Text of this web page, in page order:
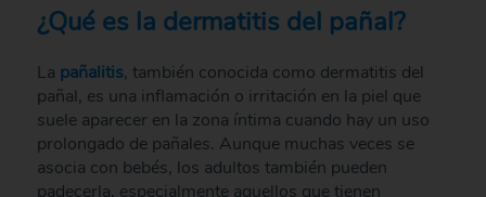
¿Qué es la dermatitis del pañal?
La pañalitis, también conocida como dermatitis del
pañal, es una inflamación o irritación en la piel que
suele aparecer en la zona íntima cuando hay un uso
prolongado de pañales. Aunque muchas veces se
asocia con bebés, los adultos también pueden
padecerla, especialmente aquellos que tienen